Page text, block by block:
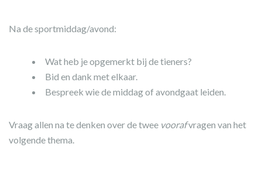
Na de sportmiddag/avond:
Wat heb je opgemerkt bij de tieners?
Bid en dank met elkaar.
Bespreek wie de middag of avondgaat leiden.
Vraag allen na te denken over de twee voorafvragen van het
volgende thema.